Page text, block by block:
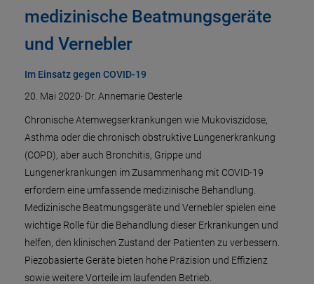
medizinische Beatmungsgeräte
und Vernebler
Im Einsatz gegen COVID-19
20. Mai 2020· Dr. Annemarie Oesterle
Chronische Atemwegserkrankungen wie Mukoviszidose,
Asthma oder die chronisch obstruktive Lungenerkrankung
(COPD), aber auch Bronchitis, Grippe und
Lungenerkrankungen im Zusammenhang mit COVID-19
erfordern eine umfassende medizinische Behandlung.
Medizinische Beatmungsgeräte und Vernebler spielen eine
wichtige Rolle für die Behandlung dieser Erkrankungen und
helfen, den klinischen Zustand der Patienten zu verbessern.
Piezobasierte Geräte bieten hohe Präzision und Effizienz
sowie weitere Vorteile im laufenden Betrieb.